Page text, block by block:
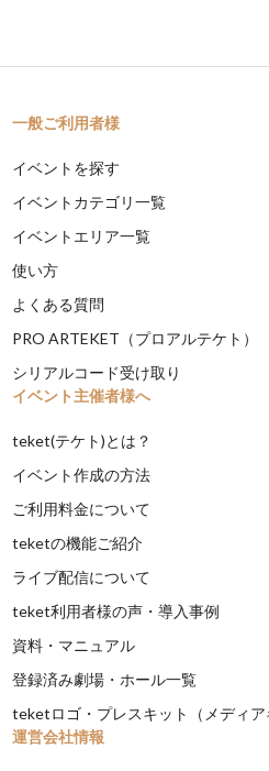
一般ご利用者様
イベントを探す
イベントカテゴリ一覧
イベントエリア一覧
使い方
よくある質問
PRO ARTEKET（プロアルテケト）
シリアルコード受け取り
イベント主催者様へ
teket(テケト)とは？
イベント作成の方法
ご利用料金について
teketの機能ご紹介
ライブ配信について
teket利用者様の声・導入事例
資料・マニュアル
登録済み劇場・ホール一覧
teketロゴ・プレスキット（メディア
運営会社情報